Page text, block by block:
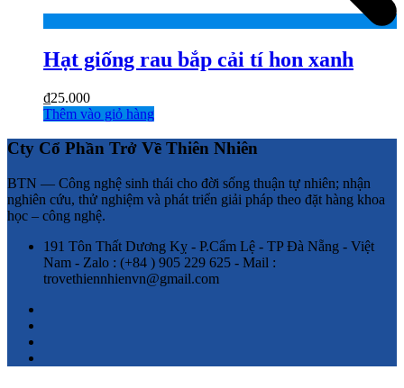
Hạt giống rau bắp cải tí hon xanh
₫25.000
Thêm vào giỏ hàng
Cty Cổ Phần Trở Về Thiên Nhiên
BTN — Công nghệ sinh thái cho đời sống thuận tự nhiên; nhận
nghiên cứu, thử nghiệm và phát triển giải pháp theo đặt hàng khoa
học – công nghệ.
191 Tôn Thất Dương Kỵ - P.Cẩm Lệ - TP Đà Nẵng - Việt
Nam - Zalo : (+84 ) 905 229 625 - Mail :
trovethiennhienvn@gmail.com